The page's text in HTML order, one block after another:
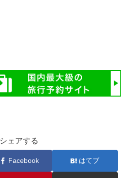
シェアする
Facebook はてブ